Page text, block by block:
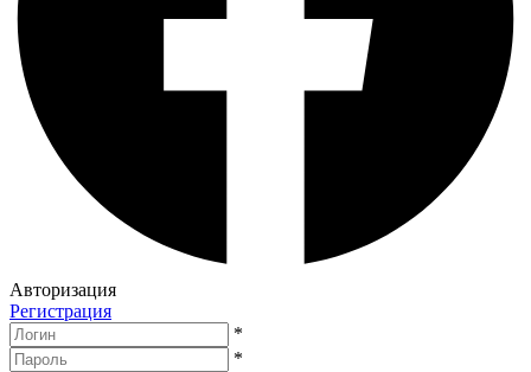
Авторизация
Регистрация
*
*